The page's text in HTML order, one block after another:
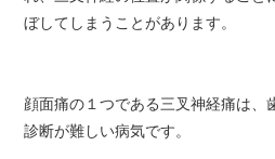
ぼしてしまうことがあります。
顔面痛の１つである三叉神経痛は、
診断が難しい病気です。